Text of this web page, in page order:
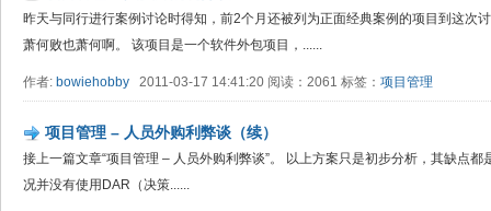
昨天与同行进行案例讨论时得知，前2个月还被列为正面经典案例的项目到这次
萧何败也萧何啊。 该项目是一个软件外包项目，......
作者: bowiehobby 2011-03-17 14:41:20 阅读：2061 标签： 项目管理
项目管理 – 人员外购利弊谈（续）
接上一篇文章“项目管理 – 人员外购利弊谈”。 以上方案只是初步分析，其缺点
况并没有使用DAR（决策......